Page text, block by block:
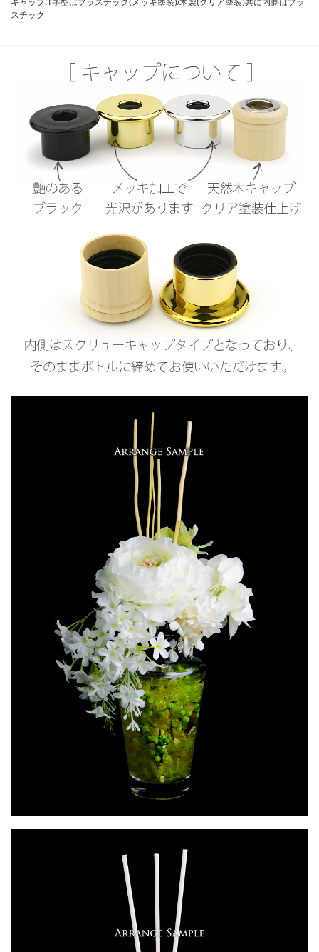
キャップ:T字型はプラスチック(メッキ塗装)/木製(クリア塗装)共に内側はプラ
スチック